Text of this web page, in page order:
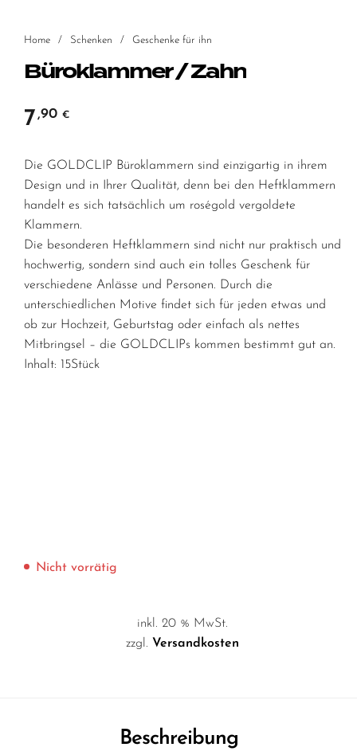
Home / Schenken / Geschenke für ihn
Büroklammer / Zahn
7,90 €
Die GOLDCLIP Büroklammern sind einzigartig in ihrem
Design und in Ihrer Qualität, denn bei den Heftklammern
handelt es sich tatsächlich um roségold vergoldete
Klammern.
Die besonderen Heftklammern sind nicht nur praktisch und
hochwertig, sondern sind auch ein tolles Geschenk für
verschiedene Anlässe und Personen. Durch die
unterschiedlichen Motive findet sich für jeden etwas und
ob zur Hochzeit, Geburtstag oder einfach als nettes
Mitbringsel – die GOLDCLIPs kommen bestimmt gut an.
Inhalt: 15Stück
Nicht vorrätig
inkl. 20 % MwSt.
zzgl. Versandkosten
Beschreibung